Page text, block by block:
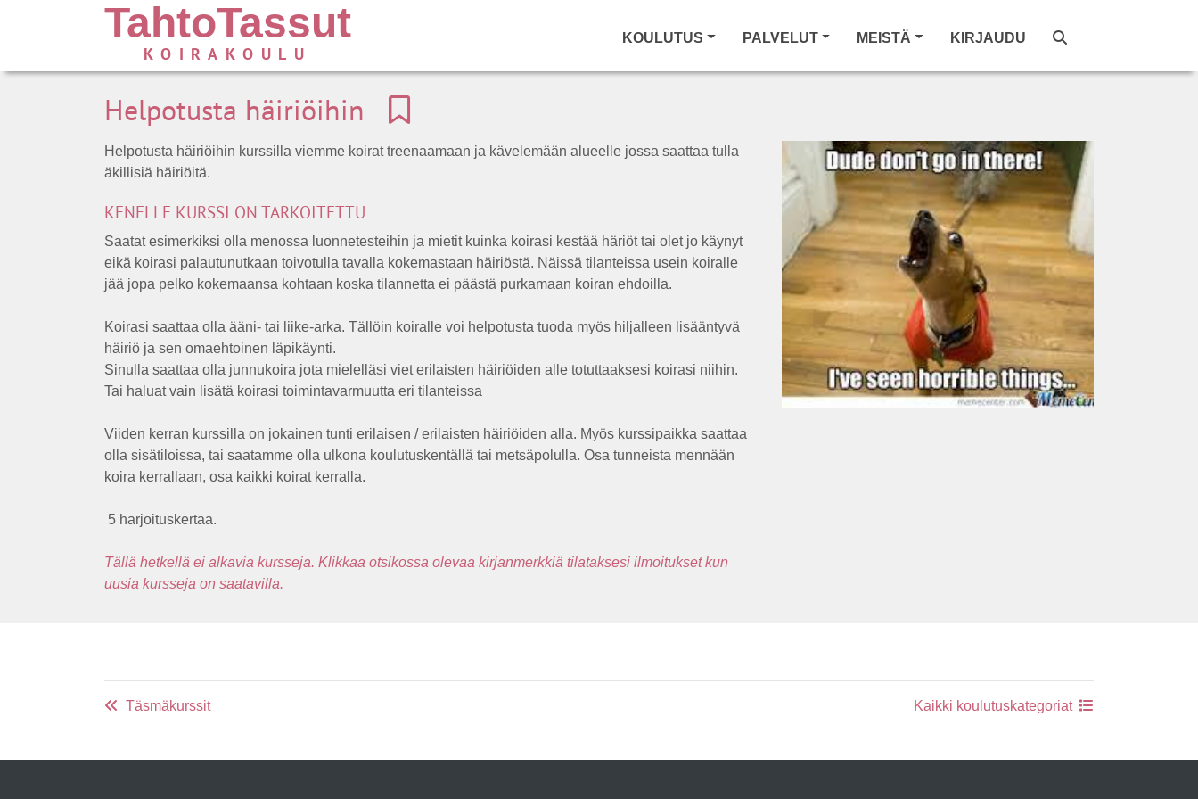
TahtoTassut
KOIRAKOULU
KOULUTUS PALVELUT MEISTÄ KIRJAUDU
Helpotusta häiriöihin
Helpotusta häiriöihin kurssilla viemme koirat treenaamaan ja kävelemään alueelle jossa saattaa tulla
äkillisiä häiriöitä.
KENELLE KURSSI ON TARKOITETTU
Saatat esimerkiksi olla menossa luonnetesteihin ja mietit kuinka koirasi kestää häriöt tai olet jo käynyt
eikä koirasi palautunutkaan toivotulla tavalla kokemastaan häiriöstä. Näissä tilanteissa usein koiralle
jää jopa pelko kokemaansa kohtaan koska tilannetta ei päästä purkamaan koiran ehdoilla.
Koirasi saattaa olla ääni- tai liike-arka. Tällöin koiralle voi helpotusta tuoda myös hiljalleen lisääntyvä
häiriö ja sen omaehtoinen läpikäynti.
Sinulla saattaa olla junnukoira jota mielelläsi viet erilaisten häiriöiden alle totuttaaksesi koirasi niihin.
Tai haluat vain lisätä koirasi toimintavarmuutta eri tilanteissa
Viiden kerran kurssilla on jokainen tunti erilaisen / erilaisten häiriöiden alla. Myös kurssipaikka saattaa
olla sisätiloissa, tai saatamme olla ulkona koulutuskentällä tai metsäpolulla. Osa tunneista mennään
koira kerrallaan, osa kaikki koirat kerralla.
5 harjoituskertaa.
Tällä hetkellä ei alkavia kursseja. Klikkaa otsikossa olevaa kirjanmerkkiä tilataksesi ilmoitukset kun
uusia kursseja on saatavilla.
Täsmäkurssit Kaikki koulutuskategoriat